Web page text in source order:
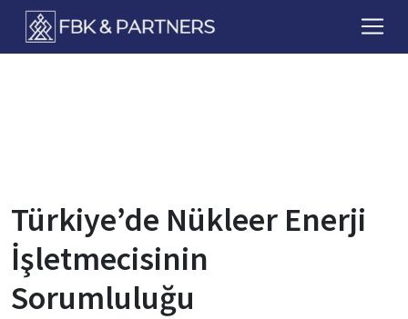
FbkPartners
Türkiye’de Nükleer Enerji
İşletmecisinin
Sorumluluğu